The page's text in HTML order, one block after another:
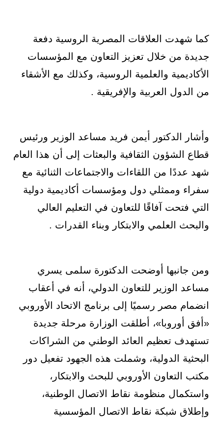
كما شهدت العلاقات المصرية الروسية دفعة
جديدة من خلال تعزيز التعاون مع المؤسسات
الأكاديمية والعلمية الروسية، وكذلك مع الأشقاء
من الدول العربية والإفريقية .
وأشار الدكتور أيمن فريد مساعد الوزير ورئيس
قطاع الشؤون الثقافية والبعثات إلى أن هذا العام
شهد عددًا من اللقاءات والاجتماعات الثنائية مع
سفراء وممثلي دول ومؤسسات أكاديمية دولية
التي فتحت آفاقًا للتعاون في التعليم العالي
والبحث العلمي والابتكار وبناء القدرات .
ومن جانبها أوضحت الدكتورة سلمى يسري
مساعد الوزير للتعاون الدولي، أنه في أعقاب
انضمام مصر رسميًا إلى برنامج الاتحاد الأوروبي
«أفق أوروبا»، أطلقت الوزارة مرحلة جديدة
تستهدف تعظيم العائد الوطني من الشراكات
البحثية الدولية، وشملت هذه الجهود تفعيل دور
مكتب التعاون الأوروبي للبحث والابتكار،
واستكمال منظومة نقاط الاتصال الوطنية،
وإطلاق شبكة نقاط الاتصال المؤسسية